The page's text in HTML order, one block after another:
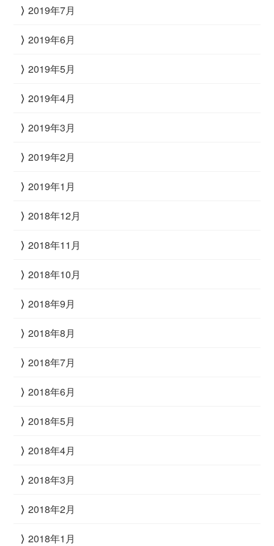
2019年7月
2019年6月
2019年5月
2019年4月
2019年3月
2019年2月
2019年1月
2018年12月
2018年11月
2018年10月
2018年9月
2018年8月
2018年7月
2018年6月
2018年5月
2018年4月
2018年3月
2018年2月
2018年1月